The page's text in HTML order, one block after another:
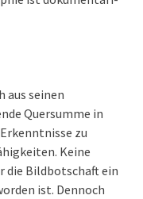
aus seinen
Quersumme in
zu
Keine
die Bildbotschaft ein
ist. Dennoch